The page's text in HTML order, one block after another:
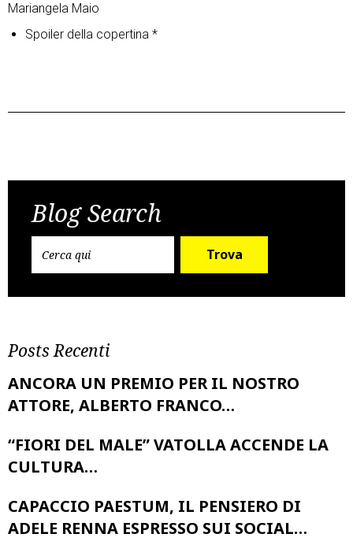
Mariangela Maio
Spoiler della copertina *
navigation
Blog Search
Trova
Posts Recenti
ANCORA UN PREMIO PER IL NOSTRO
ATTORE, ALBERTO FRANCO…
“FIORI DEL MALE” VATOLLA ACCENDE LA
CULTURA…
CAPACCIO PAESTUM, IL PENSIERO DI
ADELE RENNA ESPRESSO SUI SOCIAL…